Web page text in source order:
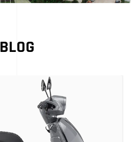
LED
BLOG